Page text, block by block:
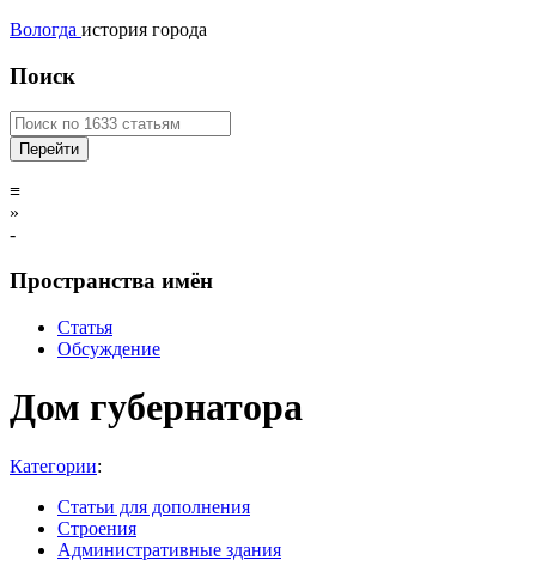
Вологда история города
Поиск
≡
»
-
Пространства имён
Статья
Обсуждение
Дом губернатора
Категории:
Статьи для дополнения
Строения
Административные здания